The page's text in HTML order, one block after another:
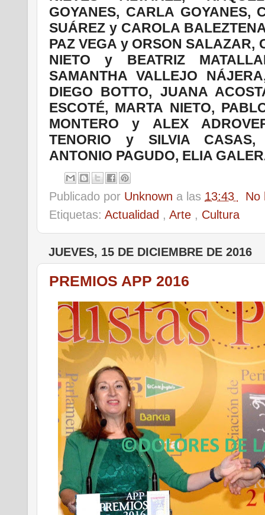
GOYANES, CARLA GOYANES,
SUÁREZ y CAROLA
PAZ VEGA y ORSON SALAZAR,
NIETO y BEATRIZ
SAMANTHA VALLEJO
DIEGO BOTTO, JUANA
ESCOTÉ, MARTA NIETO,
MONTERO y ALEX
TENORIO y SILVIA CASAS,
ANTONIO PAGUDO, ELIA
Publicado por Unknown a las 13:43
No
Etiquetas: Actualidad , Arte , Cultura
JUEVES, 15 DE DICIEMBRE DE 2016
PREMIOS APP 2016